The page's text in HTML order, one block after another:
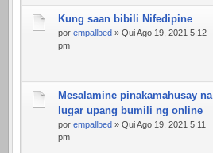
Kung saan bibili Nifedipine
por empallbed » Qui Ago 19, 2021 5:12
pm
Mesalamine pinakamahusay na
lugar upang bumili ng online
por empallbed » Qui Ago 19, 2021 5:11
pm